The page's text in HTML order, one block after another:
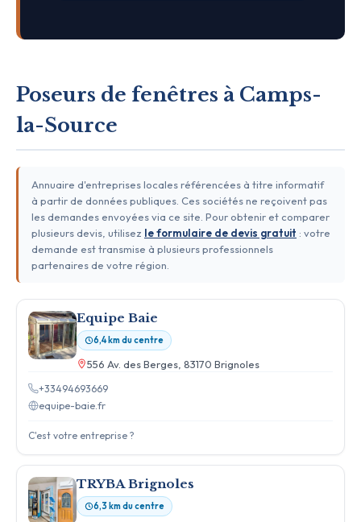
Poseurs de fenêtres à Camps-
la-Source
Annuaire d'entreprises locales référencées à titre informatif
à partir de données publiques. Ces sociétés ne reçoivent pas
les demandes envoyées via ce site. Pour obtenir et comparer
plusieurs devis, utilisez le formulaire de devis gratuit : votre
demande est transmise à plusieurs professionnels
partenaires de votre région.
Equipe Baie
6,4 km du centre
556 Av. des Berges, 83170 Brignoles
+33494693669
equipe-baie.fr
C'est votre entreprise ?
TRYBA Brignoles
6,3 km du centre